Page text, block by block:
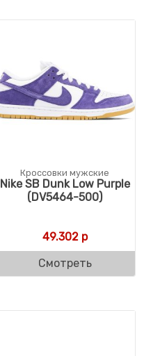
Кроссовки мужские
Nike SB Dunk Low Purple
(DV5464-500)
49.302р
Смотреть